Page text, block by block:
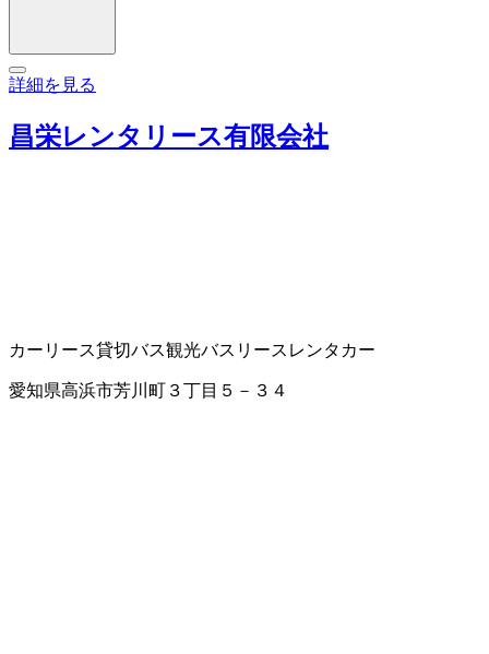
詳細を見る
昌栄レンタリース有限会社
カーリース貸切バス観光バス リース レンタカー
愛知県高浜市芳川町３丁目５－３４